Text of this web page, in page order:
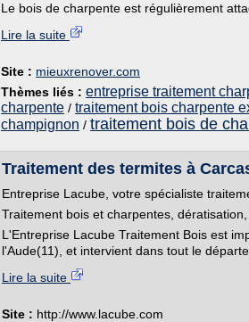
Le bois de charpente est régulièrement
Lire la suite
Site : mieuxrenover.com
Thèmes liés : entreprise traitement
charpente / traitement bois charpente
champignon / traitement bois de
Traitement des termites à
Entreprise Lacube, votre spécialiste
Traitement bois et charpentes,
L'Entreprise Lacube Traitement Bois est
l'Aude(11), et intervient dans tout le
Lire la suite
Site : http://www.lacube.com